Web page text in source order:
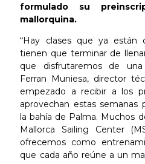
formulado su
mallorquina.
“Hay clases que ya están
tienen que terminar de
que disfrutaremos de una
Ferran Muniesa, director
empezado a recibir a los
aprovechan estas semanas
la bahía de Palma. Muchos
Mallorca Sailing Center
ofrecemos como
que cada año reúne a un